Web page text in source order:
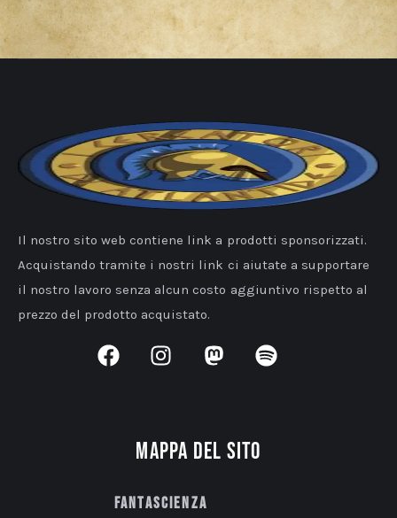
Il nostro sito web contiene link a prodotti sponsorizzati.
Acquistando tramite i nostri link ci aiutate a supportare
il nostro lavoro senza alcun costo aggiuntivo rispetto al
prezzo del prodotto acquistato.
Mappa del sito
Fantascienza